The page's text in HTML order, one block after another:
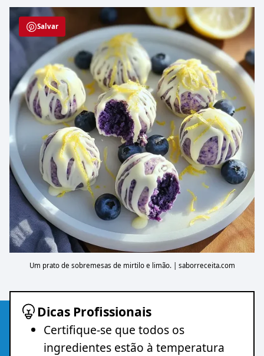
Salvar
Um prato de sobremesas de mirtilo e limão. | saborreceita.com
Dicas Profissionais
Certifique-se que todos os
ingredientes estão à temperatura